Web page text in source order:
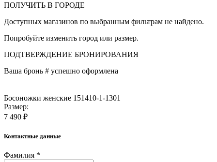
ПОЛУЧИТЬ В ГОРОДЕ
Доступных магазинов по выбранным фильтрам не найдено.
Попробуйте изменить город или размер.
ПОДТВЕРЖДЕНИЕ БРОНИРОВАНИЯ
Ваша бронь # успешно оформлена
Босоножки женские 151410-1-1301
Размер:
7 490 ₽
Контактные данные
Фамилия *